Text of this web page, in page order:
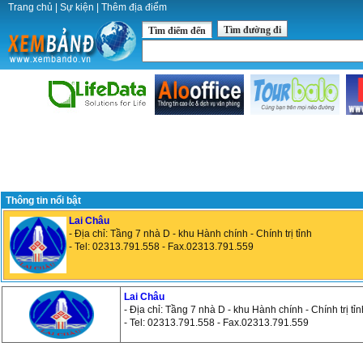
Trang chủ Sự kiện Thêm địa điểm
Tìm điểm đến Tìm đường đi
Thông tin nổi bật
Lai Châu
- Địa chỉ: Tầng 7 nhà D - khu Hành chính - Chính trị tỉnh
- Tel: 02313.791.558 - Fax.02313.791.559
Lai Châu
- Địa chỉ: Tầng 7 nhà D - khu Hành chính - Chính trị
- Tel: 02313.791.558 - Fax.02313.791.559